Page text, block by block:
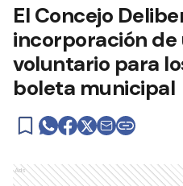
El Concejo
incorporación
voluntario para
boleta municipal
Ads